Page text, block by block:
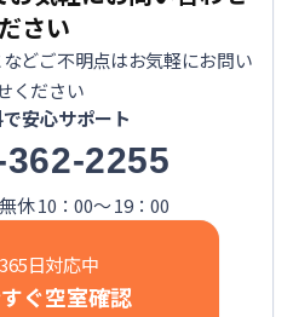
さい
どご不明点はお気軽にお問い
ください
安心サポート
2255
休 10：00～ 19：00
日対応中
ぐ空室確認